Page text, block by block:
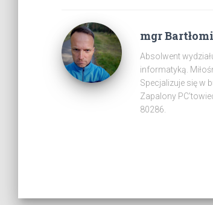
mgr
Absolwent
informatyką.
Specjalizuje się w
Zapalony
80286.